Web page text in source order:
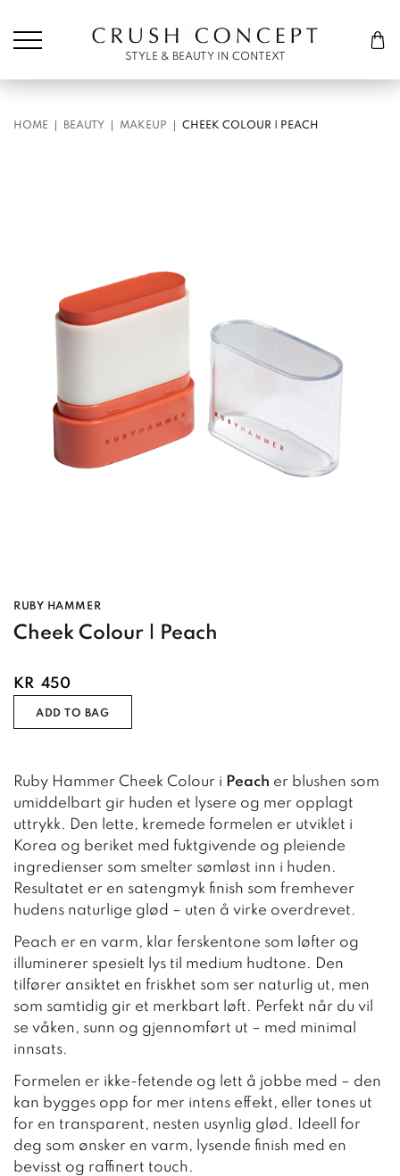
Cart
STYLE & BEAUTY IN CONTEXT
HOME BEAUTY MAKEUP CHEEK COLOUR | PEACH
RUBY HAMMER
Cheek Colour | Peach
KR 450
ADD TO BAG
Ruby Hammer Cheek Colour i Peach er blushen som
umiddelbart gir huden et lysere og mer opplagt
uttrykk. Den lette, kremede formelen er utviklet i
Korea og beriket med fuktgivende og pleiende
ingredienser som smelter sømløst inn i huden.
Resultatet er en satengmyk finish som fremhever
hudens naturlige glød – uten å virke overdrevet.
Peach er en varm, klar ferskentone som løfter og
illuminerer spesielt lys til medium hudtone. Den
tilfører ansiktet en friskhet som ser naturlig ut, men
som samtidig gir et merkbart løft. Perfekt når du vil
se våken, sunn og gjennomført ut – med minimal
innsats.
Formelen er ikke-fetende og lett å jobbe med – den
kan bygges opp for mer intens effekt, eller tones ut
for en transparent, nesten usynlig glød. Ideell for
deg som ønsker en varm, lysende finish med en
bevisst og raffinert touch.